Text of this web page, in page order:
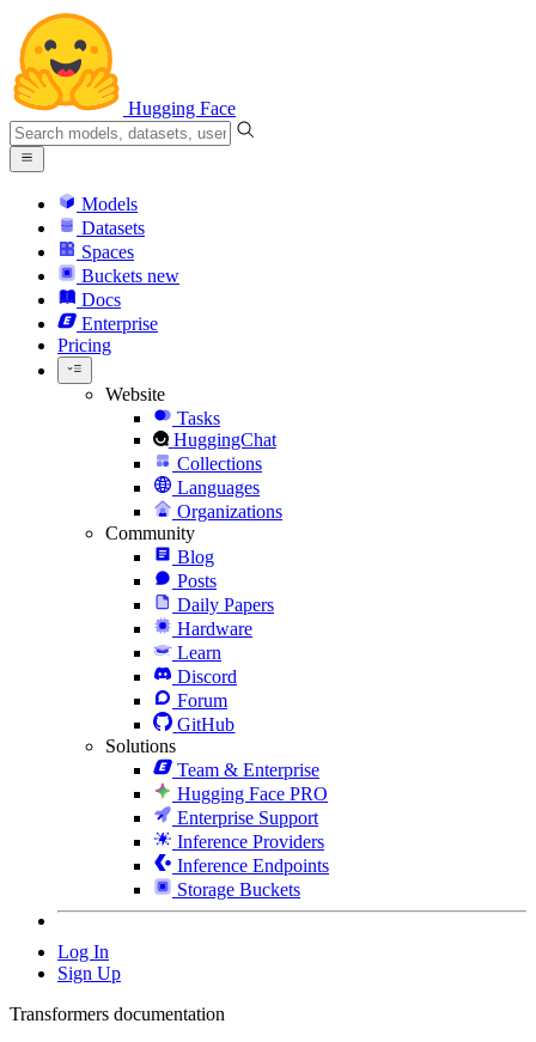
Hugging Face
Models
Datasets
Spaces
Buckets new
Docs
Enterprise
Pricing
Website
Tasks
HuggingChat
Collections
Languages
Organizations
Community
Blog
Posts
Daily Papers
Hardware
Learn
Discord
Forum
GitHub
Solutions
Team & Enterprise
Hugging Face PRO
Enterprise Support
Inference Providers
Inference Endpoints
Storage Buckets
Log In
Sign Up
Transformers documentation